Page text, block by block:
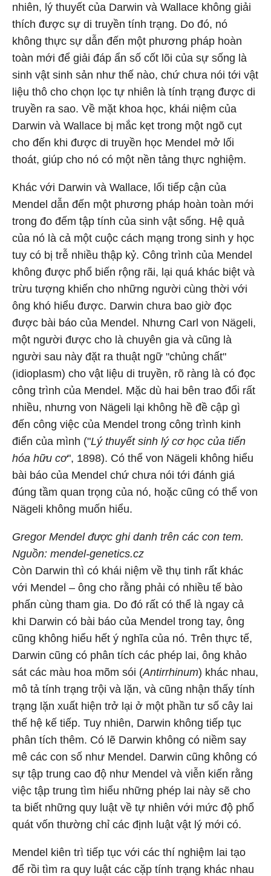
nhiên, lý thuyết của Darwin và Wallace không giải
thích được sự di truyền tính trạng. Do đó, nó
không thực sự dẫn đến một phương pháp hoàn
toàn mới để giải đáp ẩn số cốt lõi của sự sống là
sinh vật sinh sản như thế nào, chứ chưa nói tới vật
liệu thô cho chọn lọc tự nhiên là tính trạng được di
truyền ra sao. Về mặt khoa học, khái niệm của
Darwin và Wallace bị mắc kẹt trong một ngõ cụt
cho đến khi được di truyền học Mendel mở lối
thoát, giúp cho nó có một nền tảng thực nghiệm.
Khác với Darwin và Wallace, lối tiếp cận của
Mendel dẫn đến một phương pháp hoàn toàn mới
trong đo đếm tập tính của sinh vật sống. Hệ quả
của nó là cả một cuộc cách mạng trong sinh y học
tuy có bị trễ nhiều thập kỷ. Công trình của Mendel
không được phổ biến rộng rãi, lại quá khác biệt và
trừu tượng khiến cho những người cùng thời với
ông khó hiểu được. Darwin chưa bao giờ đọc
được bài báo của Mendel. Nhưng Carl von Nägeli,
một người được cho là chuyên gia và cũng là
người sau này đặt ra thuật ngữ "chủng chất"
(idioplasm) cho vật liệu di truyền, rõ ràng là có đọc
công trình của Mendel. Mặc dù hai bên trao đổi rất
nhiều, nhưng von Nägeli lại không hề đề cập gì
đến công việc của Mendel trong công trình kinh
điển của mình ("Lý thuyết sinh lý cơ học của tiến
hóa hữu cơ", 1898). Có thể von Nägeli không hiểu
bài báo của Mendel chứ chưa nói tới đánh giá
đúng tầm quan trọng của nó, hoặc cũng có thể von
Nägeli không muốn hiểu.
Gregor Mendel được ghi danh trên các con tem.
Nguồn: mendel-genetics.cz
Còn Darwin thì có khái niệm về thụ tinh rất khác
với Mendel – ông cho rằng phải có nhiều tế bào
phấn cùng tham gia. Do đó rất có thể là ngay cả
khi Darwin có bài báo của Mendel trong tay, ông
cũng không hiểu hết ý nghĩa của nó. Trên thực tế,
Darwin cũng có phân tích các phép lai, ông khảo
sát các màu hoa mõm sói (Antirrhinum) khác nhau,
mô tả tính trạng trội và lặn, và cũng nhận thấy tính
trạng lặn xuất hiện trở lại ở một phần tư số cây lai
thế hệ kế tiếp. Tuy nhiên, Darwin không tiếp tục
phân tích thêm. Có lẽ Darwin không có niềm say
mê các con số như Mendel. Darwin cũng không có
sự tập trung cao độ như Mendel và viễn kiến rằng
việc tập trung tìm hiểu những phép lai này sẽ cho
ta biết những quy luật về tự nhiên với mức độ phổ
quát vốn thường chỉ các định luật vật lý mới có.
Mendel kiên trì tiếp tục với các thí nghiệm lai tạo
để rồi tìm ra quy luật các cặp tính trạng khác nhau